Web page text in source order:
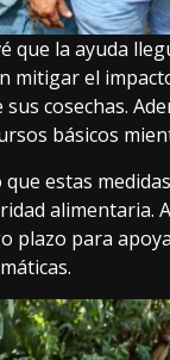
que la ayuda
mitigar el
cosechas.
básicos
estas
alimentaria.
plazo para